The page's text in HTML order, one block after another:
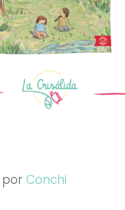
por Conchi